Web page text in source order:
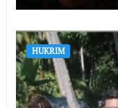
HUKRIM